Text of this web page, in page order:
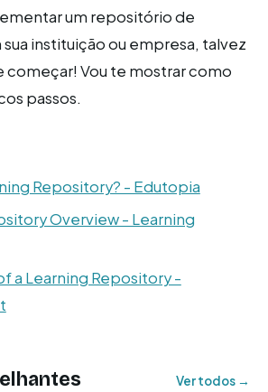
um repositório de
instituição ou empresa, talvez
começar! Vou te mostrar como
passos.
Repository? - Edutopia
Overview - Learning
a Learning Repository -
Ver todos →